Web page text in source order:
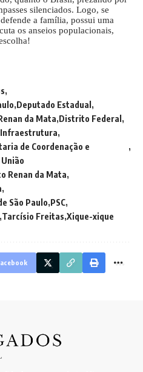
silenciados. Logo, se
a família, possui uma
os anseios populacionais,
Deputado Estadual
da Mata Distrito Federal
de Coordenação e
Renan da Mata
São Paulo PSC
Tarcísio Freitas Xique-xique